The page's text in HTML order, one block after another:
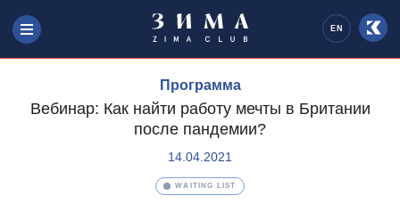
EN
Программа
Вебинар: Как найти работу мечты в Британии
после пандемии?
14.04.2021
WAITING LIST